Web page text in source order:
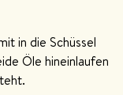
in die Schüssel
Öle hineinlaufen